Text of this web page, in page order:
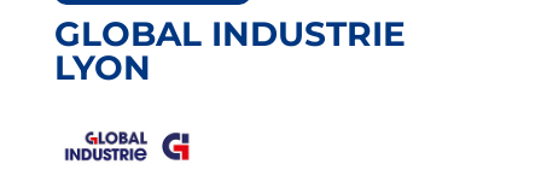
GLOBAL INDUSTRIE
LYON